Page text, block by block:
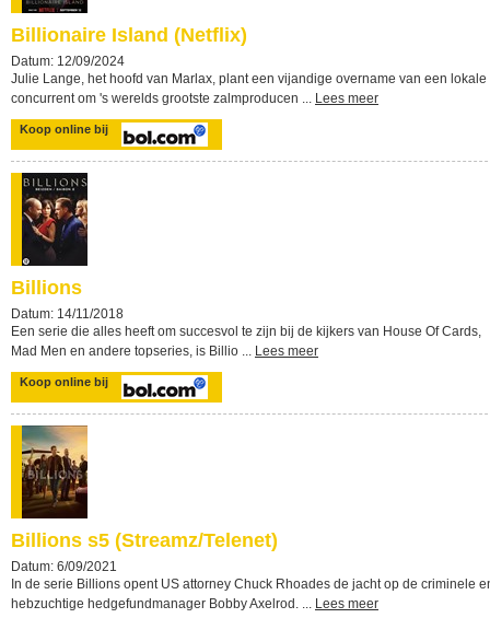
Billionaire Island (Netflix)
Datum: 12/09/2024
Julie Lange, het hoofd van Marlax, plant een vijandige overname van een lokale
concurrent om 's werelds grootste zalmproducen ... Lees meer
Koop online bij
Billions
Datum: 14/11/2018
Een serie die alles heeft om succesvol te zijn bij de kijkers van House Of Cards,
Mad Men en andere topseries, is Billio ... Lees meer
Koop online bij
Billions s5 (Streamz/Telenet)
Datum: 6/09/2021
In de serie Billions opent US attorney Chuck Rhoades de jacht op de criminele
hebzuchtige hedgefundmanager Bobby Axelrod. ... Lees meer